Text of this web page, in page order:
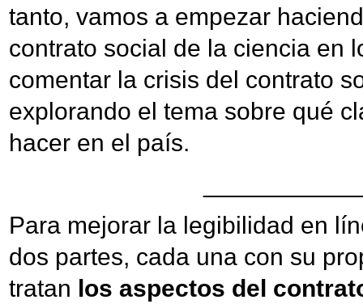
tanto, vamos a empezar
contrato social de la ciencia en
comentar la crisis del contrato
explorando el tema sobre qué
hacer en el país.
Para mejorar la legibilidad en
dos partes, cada una con su
tratan los aspectos del